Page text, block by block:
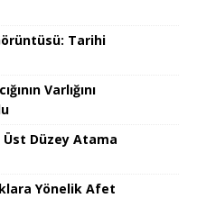
Tarihi
Varlığını
Düzey Atama
Yönelik Afet